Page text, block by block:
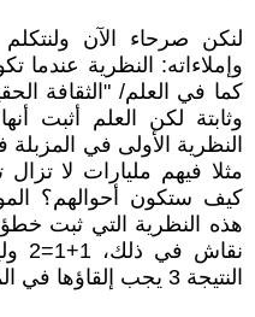
لنكن صرحاء الآن ولنتكلم
وإملاءاته: النظرية عندما
كما في العلم/ "الثقافة
وثابتة لكن العلم أثبت
النظرية الأولى في
مثلا فيهم مليارات لا
كيف ستكون أحوالهم؟
هذه النظرية التي ثبت
النتيجة 3 يجب إلقاؤها في المزبلة.